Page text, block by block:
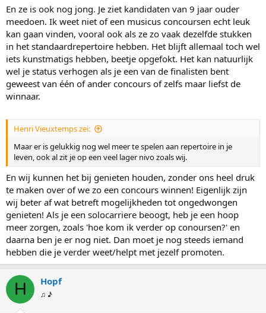
En ze is ook nog jong. Je ziet kandidaten van 9 jaar ouder
meedoen. Ik weet niet of een musicus concoursen echt leuk
kan gaan vinden, vooral ook als ze zo vaak dezelfde stukken
in het standaardrepertoire hebben. Het blijft allemaal toch wel
iets kunstmatigs hebben, beetje opgefokt. Het kan natuurlijk
wel je status verhogen als je een van de finalisten bent
geweest van één of ander concours of zelfs maar liefst de
winnaar.
Henri Vieuxtemps zei:
Maar er is gelukkig nog wel meer te spelen aan repertoire in je
leven, ook al zit je op een veel lager nivo zoals wij.
En wij kunnen het bij genieten houden, zonder ons heel druk
te maken over of we zo een concours winnen! Eigenlijk zijn
wij beter af wat betreft mogelijkheden tot ongedwongen
genieten! Als je een solocarriere beoogt, heb je een hoop
meer zorgen, zoals 'hoe kom ik verder op conoursen?' en
daarna ben je er nog niet. Dan moet je nog steeds iemand
hebben die je verder weet/helpt met jezelf promoten.
H Hopf
♫ ♪